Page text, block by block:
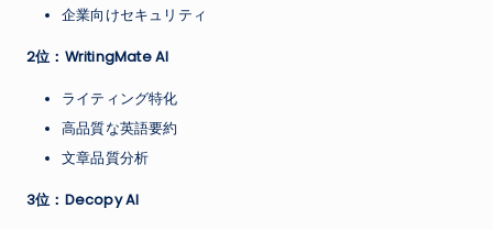
企業向けセキュリティ
2位：WritingMate AI
ライティング特化
高品質な英語要約
文章品質分析
3位：Decopy AI